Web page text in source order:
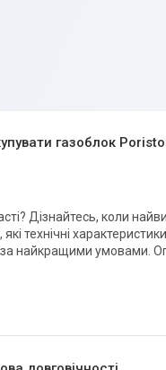
газоблок
Дізнайтесь, коли
технічні
найкращими умовами.